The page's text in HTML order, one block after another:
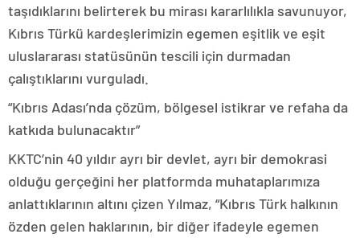
taşıdıklarını belirterek bu mirası kararlılıkla savunuyor,
Kıbrıs Türkü kardeşlerimizin egemen eşitlik ve eşit
uluslararası statüsünün tescili için durmadan
çalıştıklarını vurguladı.
“Kıbrıs Adası’nda çözüm, bölgesel istikrar ve refaha da
katkıda bulunacaktır”
KKTC’nin 40 yıldır ayrı bir devlet, ayrı bir demokrasi
olduğu gerçeğini her platformda muhataplarımıza
anlattıklarının altını çizen Yılmaz, “Kıbrıs Türk halkının
özden gelen haklarının, bir diğer ifadeyle egemen